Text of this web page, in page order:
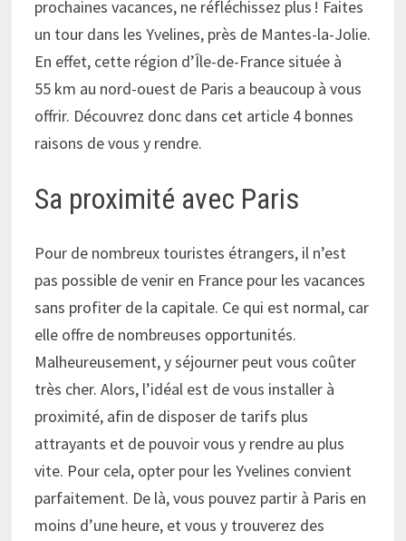
prochaines vacances, ne réfléchissez plus ! Faites
un tour dans les Yvelines, près de Mantes-la-Jolie.
En effet, cette région d’Île-de-France située à
55 km au nord-ouest de Paris a beaucoup à vous
offrir. Découvrez donc dans cet article 4 bonnes
raisons de vous y rendre.
Sa proximité avec Paris
Pour de nombreux touristes étrangers, il n’est
pas possible de venir en France pour les vacances
sans profiter de la capitale. Ce qui est normal, car
elle offre de nombreuses opportunités.
Malheureusement, y séjourner peut vous coûter
très cher. Alors, l’idéal est de vous installer à
proximité, afin de disposer de tarifs plus
attrayants et de pouvoir vous y rendre au plus
vite. Pour cela, opter pour les Yvelines convient
parfaitement. De là, vous pouvez partir à Paris en
moins d’une heure, et vous y trouverez des